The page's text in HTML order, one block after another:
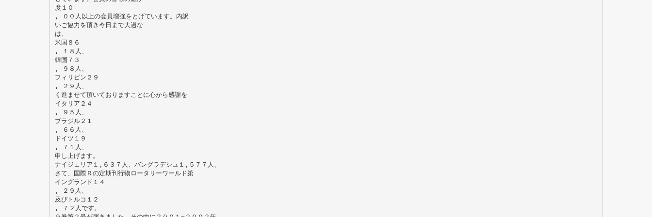
度１０
, ００人以上の会員増強をとげています。内訳
いご協力を頂き今日まで大過な
は、
米国８６
, １８人、
韓国７３
, ９８人、
フィリピン２９
, ２９人、
く進ませて頂いておりますことに心から感謝を
イタリア２４
, ９５人、
ブラジル２１
, ６６人、
ドイツ１９
, ７１人、
申し上げます。
ナイジェリア１,６３７人、バングラデシュ１,５７７人、
さて、国際Ｒの定期刊行物ロータリーワールド第
イングランド１４
, ２９人、
及びトルコ１２
, ７２人です。